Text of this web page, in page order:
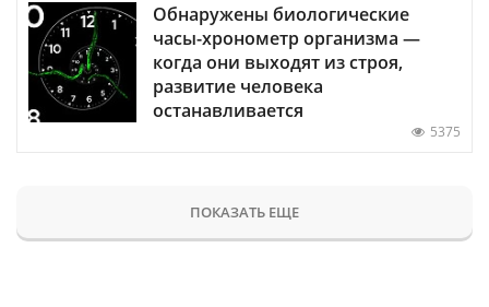
Обнаружены биологические
часы-хронометр организма —
когда они выходят из строя,
развитие человека
останавливается
5375
ПОКАЗАТЬ ЕЩЕ